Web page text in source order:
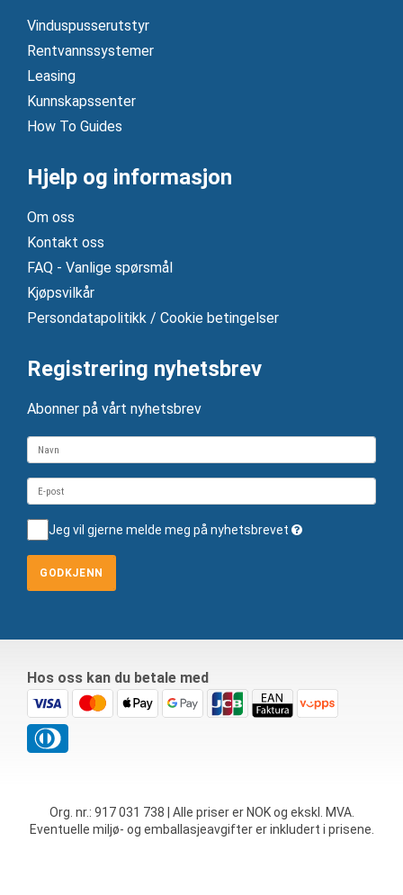
Vinduspusserutstyr
Rentvannssystemer
Leasing
Kunnskapssenter
How To Guides
Hjelp og informasjon
Om oss
Kontakt oss
FAQ - Vanlige spørsmål
Kjøpsvilkår
Persondatapolitikk / Cookie betingelser
Registrering nyhetsbrev
Abonner på vårt nyhetsbrev
Jeg vil gjerne melde meg på nyhetsbrevet
GODKJENN
Hos oss kan du betale med
Org. nr.: 917 031 738 | Alle priser er NOK og ekskl. MVA.
Eventuelle miljø- og emballasjeavgifter er inkludert i prisene.